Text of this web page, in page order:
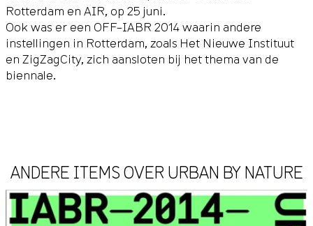
Rotterdam en AIR, op 25 juni.
Ook was er een OFF–IABR 2014 waarin andere
instellingen in Rotterdam, zoals Het Nieuwe Instituut
en ZigZagCity, zich aansloten bij het thema van de
biennale.
ANDERE ITEMS OVER URBAN BY NATURE